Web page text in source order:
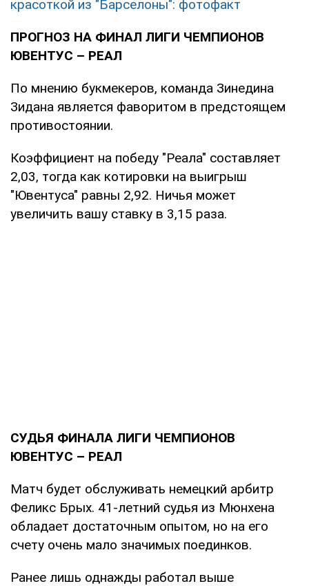
красоткой из "Барселоны": фотофакт
ПРОГНОЗ НА ФИНАЛ ЛИГИ ЧЕМПИОНОВ
ЮВЕНТУС – РЕАЛ
По мнению букмекеров, команда Зинедина
Зидана является фаворитом в предстоящем
противостоянии.
Коэффициент на победу "Реала" составляет
2,03, тогда как котировки на выигрыш
"Ювентуса" равны 2,92. Ничья может
увеличить вашу ставку в 3,15 раза.
СУДЬЯ ФИНАЛА ЛИГИ ЧЕМПИОНОВ
ЮВЕНТУС – РЕАЛ
Матч будет обслуживать немецкий арбитр
Феликс Брых. 41-летний судья из Мюнхена
обладает достаточным опытом, но на его
счету очень мало значимых поединков.
Ранее лишь однажды работал выше